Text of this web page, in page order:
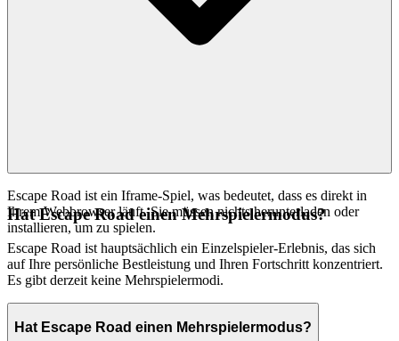
Escape Road ist ein Iframe-Spiel, was bedeutet, dass es direkt in
Ihrem Webbrowser läuft. Sie müssen nichts herunterladen oder
installieren, um zu spielen.
Hat Escape Road einen Mehrspielermodus?
Escape Road ist hauptsächlich ein Einzelspieler-Erlebnis, das sich
auf Ihre persönliche Bestleistung und Ihren Fortschritt konzentriert.
Es gibt derzeit keine Mehrspielermodi.
Hat Escape Road einen Mehrspielermodus?